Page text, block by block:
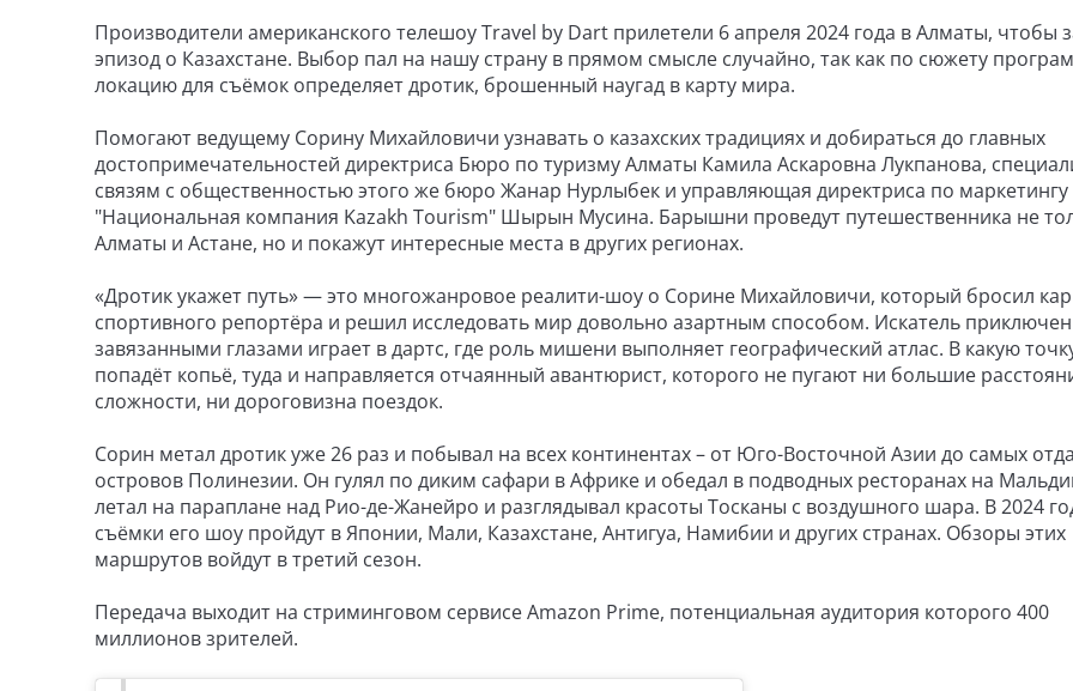
Производители американского телешоу Travel by Dart прилетели 6 апреля 2024 года в Алматы, чтобы
эпизод о Казахстане. Выбор пал на нашу страну в прямом смысле случайно, так как по сюжету
локацию для съёмок определяет дротик, брошенный наугад в карту мира.
Помогают ведущему Сорину Михайловичи узнавать о казахских традициях и добираться до главных
достопримечательностей директриса Бюро по туризму Алматы Камила Аскаровна Лукпанова,
связям с общественностью этого же бюро Жанар Нурлыбек и управляющая директриса по
"Национальная компания Kazakh Tourism" Шырын Мусина. Барышни проведут путешественника не
Алматы и Астане, но и покажут интересные места в других регионах.
«Дротик укажет путь» — это многожанровое реалити-шоу о Сорине Михайловичи, который бросил
спортивного репортёра и решил исследовать мир довольно азартным способом. Искатель
завязанными глазами играет в дартс, где роль мишени выполняет географический атлас. В какую
попадёт копьё, туда и направляется отчаянный авантюрист, которого не пугают ни большие
сложности, ни дороговизна поездок.
Сорин метал дротик уже 26 раз и побывал на всех континентах – от Юго-Восточной Азии до самых
островов Полинезии. Он гулял по диким сафари в Африке и обедал в подводных ресторанах на
летал на параплане над Рио-де-Жанейро и разглядывал красоты Тосканы с воздушного шара. В 2024
съёмки его шоу пройдут в Японии, Мали, Казахстане, Антигуа, Намибии и других странах. Обзоры этих
маршрутов войдут в третий сезон.
Передача выходит на стриминговом сервисе Amazon Prime, потенциальная аудитория которого 400
миллионов зрителей.